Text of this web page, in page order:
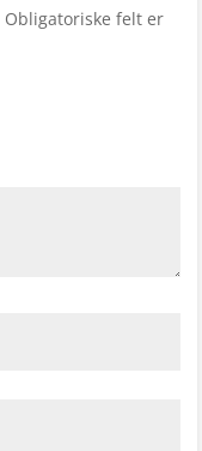
Obligatoriske felt er